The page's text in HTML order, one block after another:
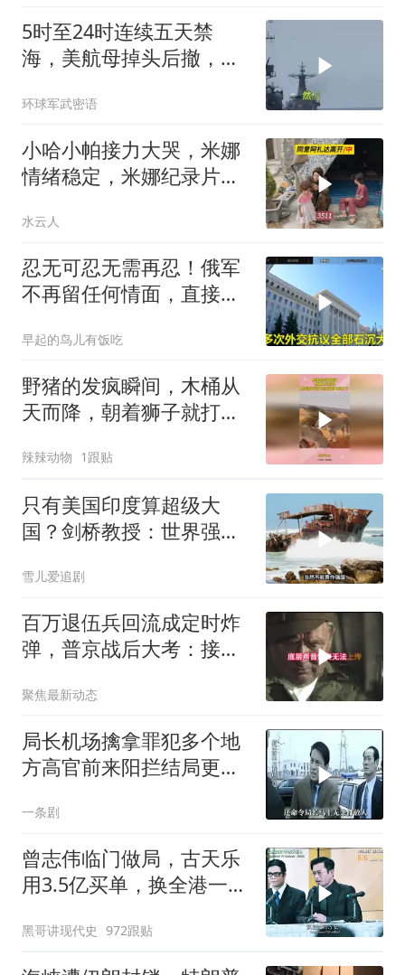
5时至24时连续五天禁
海，美航母掉头后撤，黄
环球军武密语
小哈小帕接力大哭，米娜
情绪稳定，米娜纪录片
水云人
忍无可忍无需再忍！俄军
不再留任何情面，直接炸
早起的鸟儿有饭吃
野猪的发疯瞬间，木桶从
天而降，朝着狮子就打去
辣辣动物 1跟贴
只有美国印度算超级大
国？剑桥教授：世界强国
雪儿爱追剧
百万退伍兵回流成定时炸
弹，普京战后大考：接不
聚焦最新动态
局长机场擒拿罪犯多个地
方高官前来阳拦结局更引
一条剧
曾志伟临门做局，古天乐
用3.5亿买单，换全港一声
黑哥讲现代史 972跟贴